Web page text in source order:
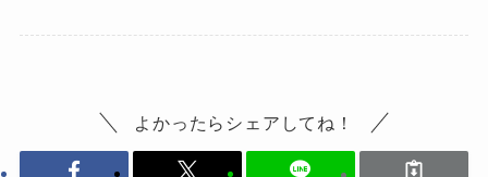
よかったらシェアしてね！